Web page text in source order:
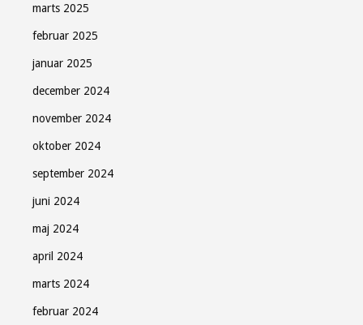
marts 2025
februar 2025
januar 2025
december 2024
november 2024
oktober 2024
september 2024
juni 2024
maj 2024
april 2024
marts 2024
februar 2024